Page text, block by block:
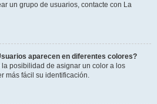
un grupo de usuarios, contacte con La
aparecen en diferentes colores?
posibilidad de asignar un color a los
más fácil su identificación.